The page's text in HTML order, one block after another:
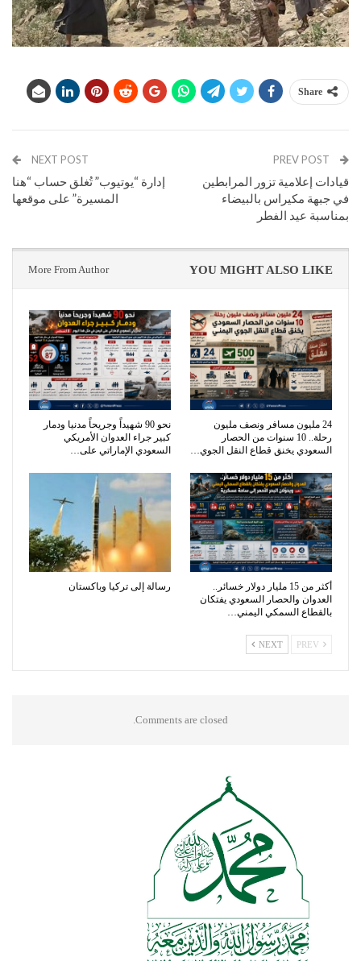
Share
قيادات إعلامية تزور المرابطين
في جبهة مكيراس بالبيضاء
بمناسبة عيد الفطر
NEXT POST
إدارة “يوتيوب” تُغلق حساب “هنا
المسيرة” على موقعها
YOU MIGHT ALSO LIKE
More From Author
24 مليون مسافر ونصف مليون
رحلة.. 10 سنوات من الحصار
السعودي يخنق قطاع النقل الجوي…
نحو 90 شهيداً وجريحاً مدنيا ودمار
كبير جراء العدوان الأمريكي
السعودي الإماراتي على…
أكثر من 15 مليار دولار خسائر..
العدوان والحصار السعودي يفتكان
بالقطاع السمكي اليمني…
رسالة إلى تركيا وباكستان
NEXT
Comments are closed.